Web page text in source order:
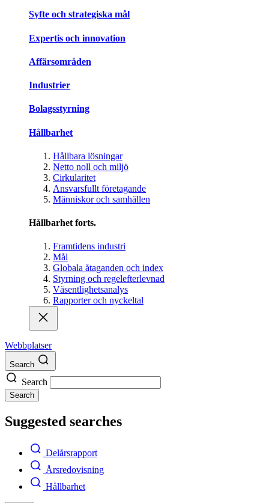
Syfte och strategiska mål
Expertis och innovation
Affärsområden
Industrier
Bolagsstyrning
Hållbarhet
Hållbara lösningar
Netto noll och miljö
Cirkularitet
Ansvarsfullt företagande
Människor och samhällen
Hållbarhet forts.
Framtidens industri
Mål
Globala åtaganden och index
Styrning och regelefterlevnad
Väsentlighetsanalys
Rapporter och nyckeltal
Webbplatser
Search
Search
Search
Suggested searches
Delårsrapport
Årsredovisning
Hållbarhet